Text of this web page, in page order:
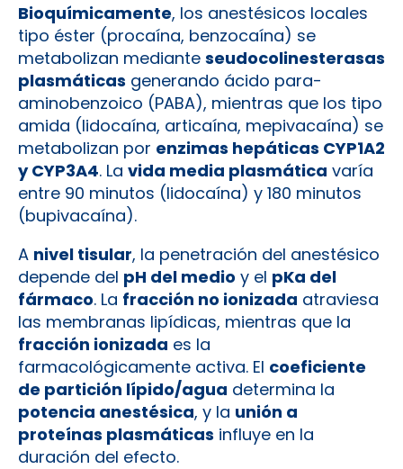
Bioquímicamente, los anestésicos locales
tipo éster (procaína, benzocaína) se
metabolizan mediante seudocolinesterasas
plasmáticas generando ácido para-
aminobenzoico (PABA), mientras que los tipo
amida (lidocaína, articaína, mepivacaína) se
metabolizan por enzimas hepáticas CYP1A2
y CYP3A4. La vida media plasmática varía
entre 90 minutos (lidocaína) y 180 minutos
(bupivacaína).
A nivel tisular, la penetración del anestésico
depende del pH del medio y el pKa del
fármaco. La fracción no ionizada atraviesa
las membranas lipídicas, mientras que la
fracción ionizada es la
farmacológicamente activa. El coeficiente
de partición lípido/agua determina la
potencia anestésica, y la unión a
proteínas plasmáticas influye en la
duración del efecto.